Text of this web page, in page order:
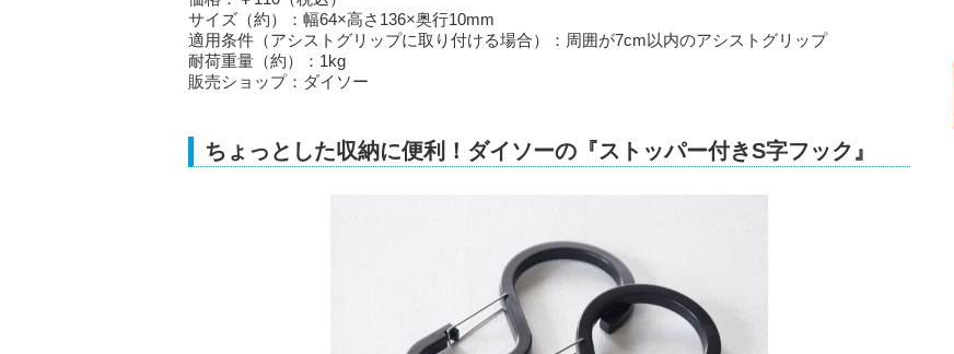
サイズ（約）：幅64×高さ136×奥行10mm
適用条件（アシストグリップに取り付ける場合）：周囲が7cm以内のアシストグリップ
耐荷重量（約）：1kg
販売ショップ：ダイソー
ちょっとした収納に便利！ダイソーの『ストッパー付きS字フック』